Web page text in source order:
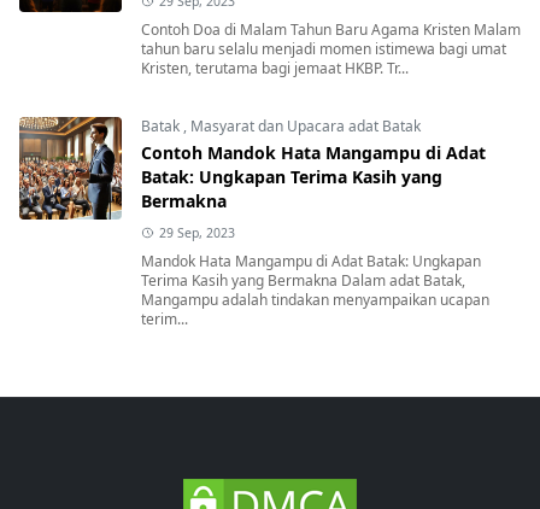
Contoh Doa di Malam Tahun Baru Agama Kristen Malam
tahun baru selalu menjadi momen istimewa bagi umat
Kristen, terutama bagi jemaat HKBP. Tr...
Batak , Masyarat dan Upacara adat Batak
Contoh Mandok Hata Mangampu di Adat
Batak: Ungkapan Terima Kasih yang
Bermakna
29 Sep, 2023
Mandok Hata Mangampu di Adat Batak: Ungkapan
Terima Kasih yang Bermakna Dalam adat Batak,
Mangampu adalah tindakan menyampaikan ucapan
terim...